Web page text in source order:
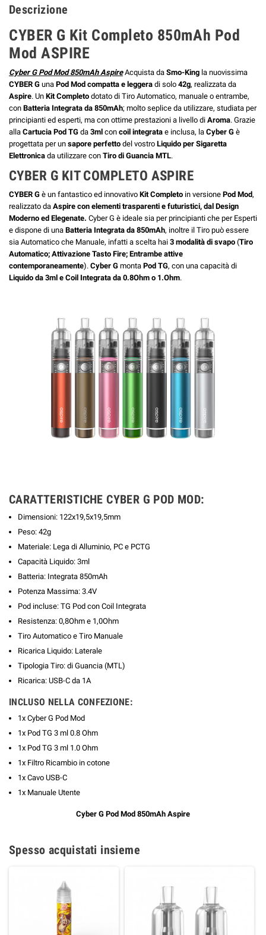
Descrizione
CYBER G Kit Completo 850mAh Pod
Mod ASPIRE
Cyber G Pod Mod 850mAh AspireAcquista da Smo-King la nuovissima
CYBER G una Pod Mod compatta e leggera di solo 42g, realizzata da
Aspire. Un Kit Completo dotato di Tiro Automatico, manuale o entrambe,
con Batteria Integrata da 850mAh; molto seplice da utilizzare, studiata per
principianti ed esperti, ma con ottime prestazioni a livello di Aroma. Grazie
alla Cartucia Pod TG da 3ml con coil integrata e inclusa, la Cyber G è
progettata per un sapore perfetto del vostro Liquido per Sigaretta
Elettronica da utilizzare con Tiro di Guancia MTL.
CYBER G KIT COMPLETO ASPIRE
CYBER G è un fantastico ed innovativo Kit Completo in versione Pod Mod,
realizzato da Aspire con elementi trasparenti e futuristici, dal Design
Moderno ed Elegenate. Cyber G è ideale sia per principianti che per Esperti
e dispone di una Batteria Integrata da 850mAh, inoltre il Tiro può essere
sia Automatico che Manuale, infatti a scelta hai 3 modalità di svapo (Tiro
Automatico; Attivazione Tasto Fire; Entrambe attive
contemporaneamente). Cyber G monta Pod TG, con una capacità di
Liquido da 3ml e Coil Integrata da 0.8Ohm o 1.Ohm.
CARATTERISTICHE CYBER G POD MOD:
Dimensioni: 122x19,5x19,5mm
Peso: 42g
Materiale: Lega di Alluminio, PC e PCTG
Capacità Liquido: 3ml
Batteria: Integrata 850mAh
Potenza Massima: 3.4V
Pod incluse: TG Pod con Coil Integrata
Resistenza: 0,8Ohm e 1,0Ohm
Tiro Automatico e Tiro Manuale
Ricarica Liquido: Laterale
Tipologia Tiro: di Guancia (MTL)
Ricarica: USB-C da 1A
INCLUSO NELLA CONFEZIONE:
1x Cyber G Pod Mod
1x Pod TG 3 ml 0.8 Ohm
1x Pod TG 3 ml 1.0 Ohm
1x Filtro Ricambio in cotone
1x Cavo USB-C
1x Manuale Utente
Cyber G Pod Mod 850mAh Aspire
Spesso acquistati insieme